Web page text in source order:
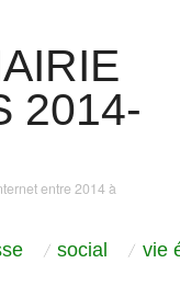
2014-
entre 2014 à
social vie